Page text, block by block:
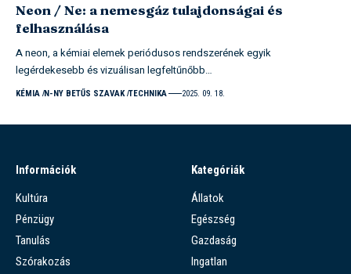
Neon / Ne: a nemesgáz tulajdonságai és
felhasználása
A neon, a kémiai elemek periódusos rendszerének egyik
legérdekesebb és vizuálisan legfeltűnőbb…
KÉMIA N-NY BETŰS SZAVAK TECHNIKA 2025. 09. 18.
Információk
Kultúra
Pénzügy
Tanulás
Szórakozás
Kategóriák
Állatok
Egészség
Gazdaság
Ingatlan